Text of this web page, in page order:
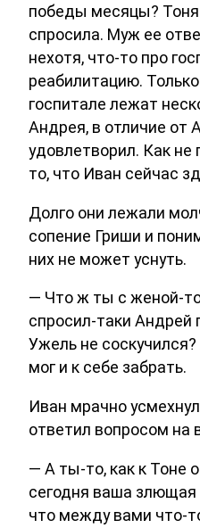
победы месяцы?
спросила. Муж ее
нехотя, что-то про
реабилитацию.
госпитале лежат
Андрея, в отличие от
удовлетворил. Как не
то, что Иван сейчас
Долго они лежали
сопение Гриши и
них не может уснуть.
— Что ж ты с женой-
спросил-таки
Ужель не
мог и к себе забрать.
Иван мрачно
ответил вопросом на
— А ты-то, как к Тоне
сегодня ваша злющая
что между вами что-